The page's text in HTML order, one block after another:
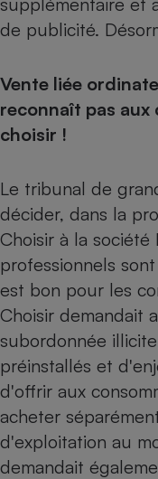
de publicité.
Vente liée
reconnaît pas
choisir !
Le tribunal de
décider, dans la
Choisir à la société
professionnels
est bon pour les
Choisir demandait
subordonnée
préinstallés et
d'offrir aux
acheter
d'exploitation au
demandait